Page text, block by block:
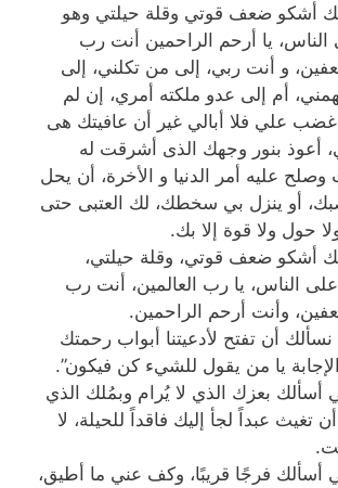
أشكو ضعف قوتي وقلة حيلتي وهو
الناس، يا أرحم الراحمين أنت رب
و أنت ربي، إلى من تكلني، إلى
أم إلى عدو ملكته أمري، إن لم
علي فلا أبالي غير أن عافيتك هى
أعوذ بنور وجهك الذى أشرقت له
وصلح عليه أمر الدنيا و الأخرة، أن يحل
أو ينزل بي سخطك، لك العتبى حتى
حول ولا قوة إلا بك.
أشكو ضعف قوتي، وقلة حيلتي،
الناس، يا رب العالمين، أنت رب
وأنت أرحم الراحمين.
نسألك أن تفتح لأدعيتنا أبواب رحمتك
يا من يقول للشيء كن فيكون”.
أسألك بعزك الذي لا يُرام وبمُلك الذي
تغيث عبداً لجأ إليك فاقداً للحيلة، لا
أسألك فرجًا قريبًا، وكف عني ما أطيق،